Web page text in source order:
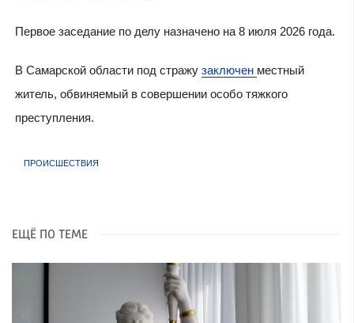
Первое заседание по делу назначено на 8 июля 2026 года.
В Самарской области под стражу заключен местный
житель, обвиняемый в совершении особо тяжкого
преступления.
ПРОИСШЕСТВИЯ
ЕЩЁ ПО ТЕМЕ